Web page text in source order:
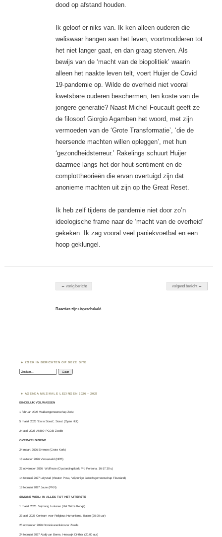
dood op afstand houden.
Ik geloof er niks van. Ik ken alleen ouderen die
weliswaar hangen aan het leven, voortmodderen tot
het niet langer gaat, en dan graag sterven. Als
bewijs van de ‘macht van de biopolitiek’ waarin
alleen het naakte leven telt, voert Huijer de Covid
19-pandemie op. Wilde de overheid niet vooral
kwetsbare ouderen beschermen, ten koste van de
jongere generatie? Naast Michel Foucault geeft ze
de filosoof Giorgio Agamben het woord, met zijn
vermoeden van de ‘Grote Transformatie’, ‘die de
heersende machten willen opleggen’, met hun
‘gezondheidsterreur.’ Rakelings schuurt Huijer
daarmee langs het dor hout-sentiment en de
complottheorieën die ervan overtuigd zijn dat
anonieme machten uit zijn op the Great Reset.
Ik heb zelf tijdens de pandemie niet door zo’n
ideologische frame naar de ‘macht van de overheid’
gekeken. Ik zag vooral veel paniekvoetbal en een
hoop geklungel.
Berichten navigatie
← vorig bericht volgend bericht →
Reacties zijn uitgeschakeld.
ZOEK IN BERICHTEN OP DEZE SITE
Zoeken:
AGENDA MUZIKALE LEZINGEN 2026 – 2027
EINDELIJK VOLWASSEN
1 februari 2026 Walkartgemeenschap Zeist
5 maart 2026 ‘Zin in Soest’, Soest (Open Hof)
24 april 2026 ANBO-PCOB Zwolle
OVERWELDIGEND
24 maart 2026 Emmen (Grote Kerk)
18 oktober 2026 Varsseveld (NPB)
22 november 2026 Wolfheze (Opstandingskerk Pro Persona, 16-17.30 u)
14 februari 2027 Lelystad (theater Posa, Vrijzinnige Geloofsgemeenschap Flevoland)
18 februari 2027 Joure (PKN)
SIMONE WEIL: IN ALLES TOT HET UITERSTE
1 maart 2026Vrijzinnig Lunteren (Het Witte Kerkje).
23 april 2026 Centrum voor Religieus Humanisme, Baarn (20.00 uur)
25 november 2026 Dominicanenklooster Zwolle
24 februari 2027 Abdij van Berne, Heeswijk Dinther (20.00 uur)